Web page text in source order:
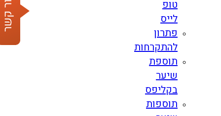
טופ
לייס
פתרון
להתקרחות
תוספת
שיער
בקליפס
תוספות